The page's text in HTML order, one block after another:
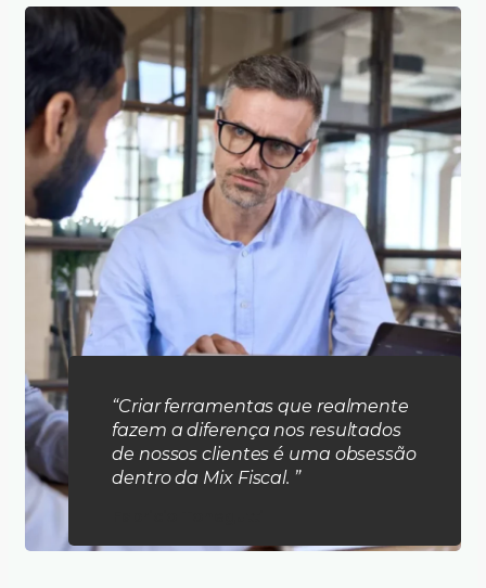
“Criar ferramentas que realmente
fazem a diferença nos resultados
de nossos clientes é uma obsessão
dentro da Mix Fiscal. ”